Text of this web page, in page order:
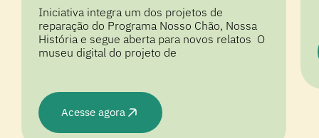
Iniciativa integra um dos projetos de
reparação do Programa Nosso Chão, Nossa
História e segue aberta para novos relatos O
museu digital do projeto de
Acesse agora